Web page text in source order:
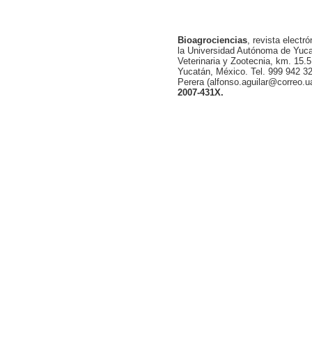
Bioagrociencias, revista
la Universidad Autónoma de
Veterinaria y Zootecnia, km.
Yucatán, México. Tel. 999 942
Perera
2007-431X.